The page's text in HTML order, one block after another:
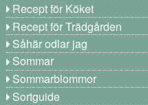
Recept för Köket
Recept för Trädgården
Såhär odlar jag
Sommar
Sommarblommor
Sortguide